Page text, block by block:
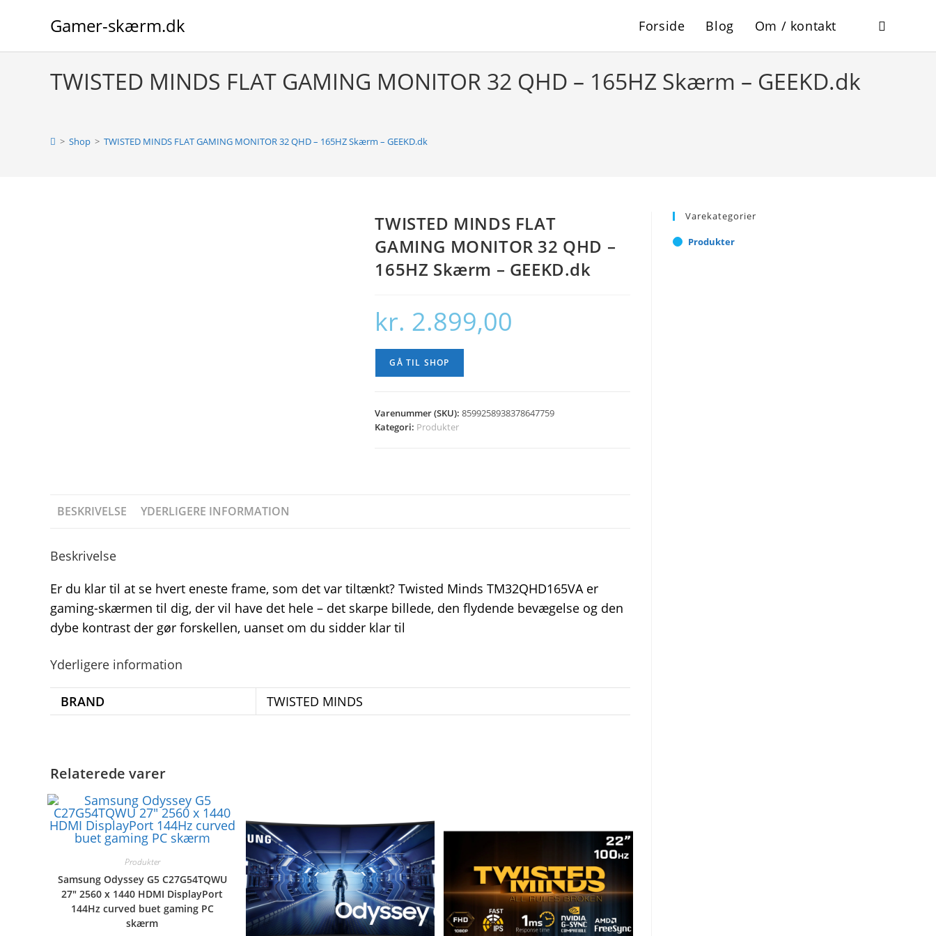
Gamer-skærm.dk Forside Blog Om / kontakt Toggle
TWISTED MINDS FLAT GAMING MONITOR 32 QHD – 165HZ Skærm – GEEKD.dk
> Shop > TWISTED MINDS FLAT GAMING MONITOR 32 QHD – 165HZ Skærm – GEEKD.dk
TWISTED MINDS FLAT
GAMING MONITOR 32 QHD –
165HZ Skærm – GEEKD.dk
kr. 2.899,00
GÅ TIL SHOP
Varenummer (SKU):8599258938378647759
Kategori: Produkter
BESKRIVELSE YDERLIGERE INFORMATION
Beskrivelse
Er du klar til at se hvert eneste frame, som det var tiltænkt? Twisted Minds TM32QHD165VA er
gaming-skærmen til dig, der vil have det hele – det skarpe billede, den flydende bevægelse og den
dybe kontrast der gør forskellen, uanset om du sidder klar til
Yderligere information
BRAND TWISTED MINDS
Relaterede varer
Produkter
Samsung Odyssey G5 C27G54TQWU
27″ 2560 x 1440 HDMI DisplayPort
144Hz curved buet gaming PC
skærm
Varekategorier
Produkter